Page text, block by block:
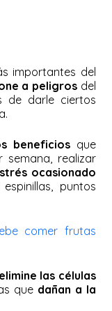
importantes del
a peligros del
de darle ciertos
beneficiosque
semana, realizar
ocasionado
puntos
comer frutas
elimine las células
que dañan a la